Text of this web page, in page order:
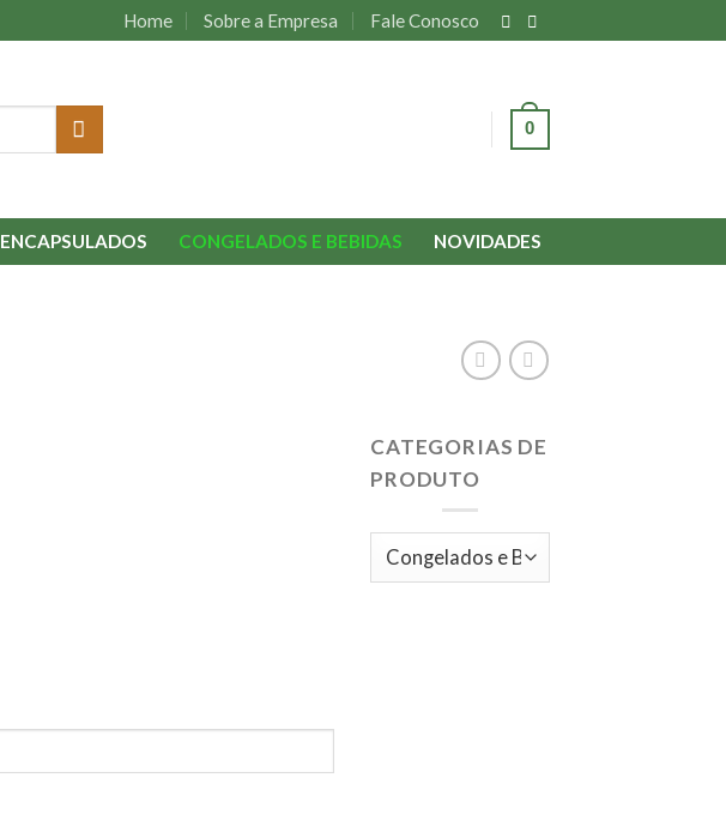
Home Sobre a Empresa Fale Conosco
0
ENCAPSULADOS CONGELADOS E BEBIDAS NOVIDADES
CATEGORIAS DE
PRODUTO